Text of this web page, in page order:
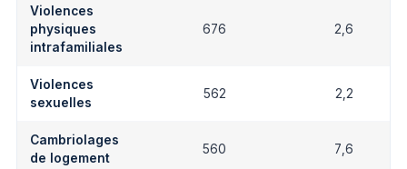
Violences
physiques
intrafamiliales
676 2,6
Violences
sexuelles
562 2,2
Cambriolages
de logement
560 7,6